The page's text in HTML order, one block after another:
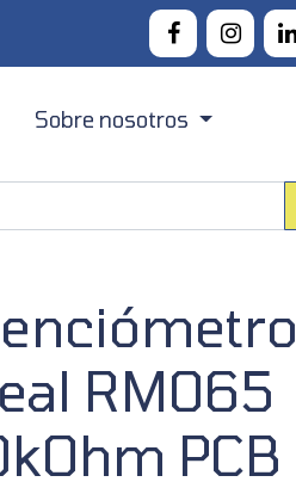
Sobre nosotros
Acerca Digital Codesign
Contacto
RM065
PCB